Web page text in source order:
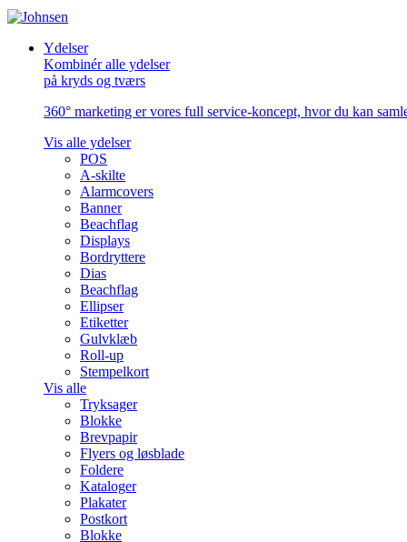
Ydelser
Kombinér alle ydelser
på kryds og tværs
360° marketing er vores full service-koncept, hvor du kan
Vis alle ydelser
POS
A-skilte
Alarmcovers
Banner
Beachflag
Displays
Bordryttere
Dias
Beachflag
Ellipser
Etiketter
Gulvklæb
Roll-up
Stempelkort
Vis alle
Tryksager
Blokke
Brevpapir
Flyers og løsblade
Foldere
Kataloger
Plakater
Postkort
Blokke